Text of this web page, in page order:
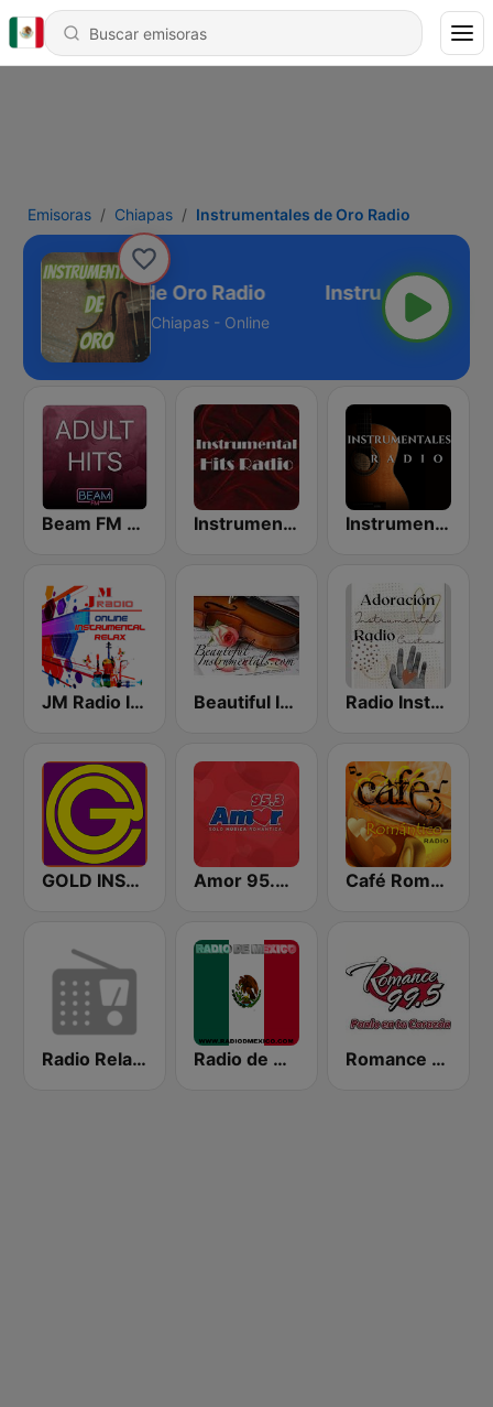
Emisoras Chiapas Instrumentales de Oro Radio
de Oro Radio
Chiapas - Online
Beam FM - Adult Hits Instrumental Hits Radio Instrumentales Radio
JM Radio Instrumental Relax Beautiful Instrumentals Radio Instrumental Cristiana
GOLD INSTRUMENTAL Amor 95.3 FM Café Romántico Radio
Radio Relax Instrumental Radio de Mexico En Vivo Romance 99.5 FM